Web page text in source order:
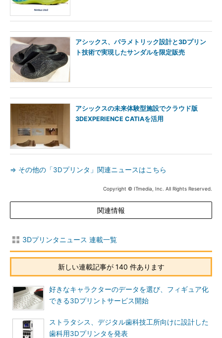
アシックス、パラメトリック設計と3Dプリン
ト技術で実現したサンダルを限定販売
アシックスの未来体験型施設でクラウド版
3DEXPERIENCE CATIAを活用
⇒ その他の「3Dプリンタ」関連ニュースはこちら
Copyright © ITmedia, Inc. All Rights Reserved.
関連情報
3Dプリンタニュース 連載一覧
新しい連載記事が 140 件あります
好きなキャラクターのデータを選び、フィギュア化
できる3Dプリントサービス開始
ストラタシス、デジタル歯科技工所向けに設計した
歯科用3Dプリンタを発表